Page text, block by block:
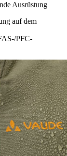
Ausrüstung
auf dem
PFC-